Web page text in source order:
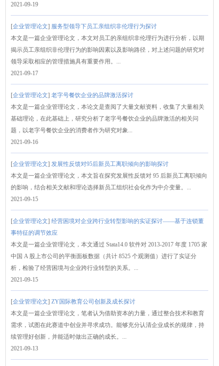
2021-09-19
[企业管理论文] 服务型领导下员工亲组织非伦理行为探讨
本文是一篇企业管理论文，本文对员工的亲组织非伦理行为进行分析，以期
揭示员工亲组织非伦理行为的影响因素以及影响路径，对上述问题的研究对
领导采取相应的管理措施具有重要作用。...
2021-09-17
[企业管理论文]老字号餐饮企业的品牌激活探讨
本文是一篇企业管理论文，本论文是查阅了大量文献资料，收集了大量相关
基础理论，在此基础上，研究分析了老字号餐饮企业的品牌激活的相关问
题，以老字号餐饮企业的消费者作为研究对象...
2021-09-16
[企业管理论文] 发展性反馈对95后新员工离职倾向的影响探讨
本文是一篇企业管理论文，本文旨在探究发展性反馈对 95 后新员工离职倾向
的影响，结合相关文献和理论选择新员工组织社会化作为中介变量。...
2021-09-15
[企业管理论文]经营困境对企业跨行业转型影响的实证探讨——基于连锁董
事特征的调节效应
本文是一篇企业管理论文，本文通过 Stata14.0 软件对 2013-2017 年度 1705 家
中国 A 股上市公司的平衡面板数据（共计 8525 个观测值）进行了实证分
析，检验了经营困境与企业跨行业转型的关系。...
2021-09-15
[企业管理论文] ZY国际教育公司创新及成长探讨
本文是一篇企业管理论文，笔者认为借助资本的力量，通过整合技术和教育
需求，试图在此赛道中创业并寻求成功。能够充分认清企业成长的规律，持
续管理好创新，并能适时做出正确的成长。...
2021-09-13